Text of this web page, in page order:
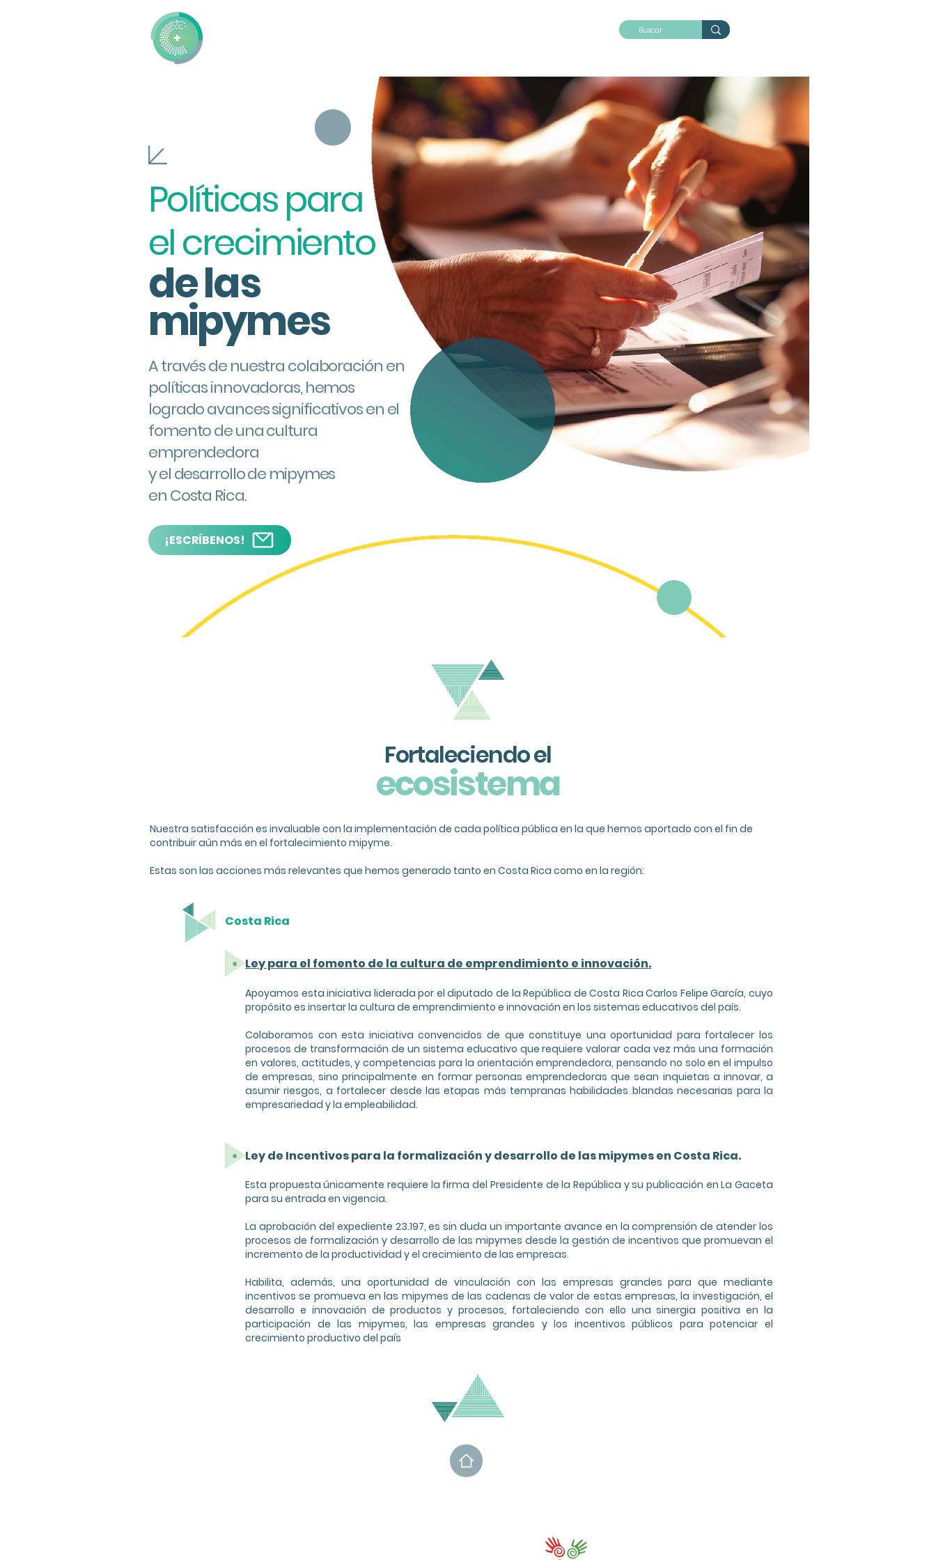
Políticas para
el crecimiento
de las
mipymes
A través de nuestra colaboración en
políticas innovadoras, hemos
logrado avances significativos en el
fomento de una cultura
emprendedora
y el desarrollo de mipymes
en Costa Rica.
¡ESCRÍBENOS!
Fortaleciendo el
ecosistema
Nuestra satisfacción es invaluable con la implementación de cada política pública en la que hemos aportado con el fin de
contribuir aún más en el fortalecimiento mipyme.
Estas son las acciones más relevantes que hemos generado tanto en Costa Rica como en la región:
Costa Rica
Ley para el fomento de la cultura de emprendimiento e innovación.
Apoyamos esta iniciativa liderada por el diputado de la República de Costa Rica Carlos Felipe García, cuyo
propósito es insertar la cultura de emprendimiento e innovación en los sistemas educativos del país.
Colaboramos con esta iniciativa convencidos de que constituye una oportunidad para fortalecer los
procesos de transformación de un sistema educativo que requiere valorar cada vez más una formación
en valores, actitudes, y competencias para la orientación emprendedora, pensando no solo en el impulso
de empresas, sino principalmente en formar personas emprendedoras que sean inquietas a innovar, a
asumir riesgos, a fortalecer desde las etapas más tempranas habilidades blandas necesarias para la
empresariedad y la empleabilidad.
Ley de Incentivos para la formalización y desarrollo de las mipymes en Costa Rica.
Esta propuesta únicamente requiere la firma del Presidente de la República y su publicación en La Gaceta
para su entrada en vigencia.
La aprobación del expediente 23.197, es sin duda un importante avance en la comprensión de atender los
procesos de formalización y desarrollo de las mipymes desde la gestión de incentivos que promuevan el
incremento de la productividad y el crecimiento de las empresas.
Habilita, además, una oportunidad de vinculación con las empresas grandes para que mediante
incentivos se promueva en las mipymes de las cadenas de valor de estas empresas, la investigación, el
desarrollo e innovación de productos y procesos, fortaleciendo con ello una sinergia positiva en la
participación de las mipymes, las empresas grandes y los incentivos públicos para potenciar el
crecimiento productivo del país